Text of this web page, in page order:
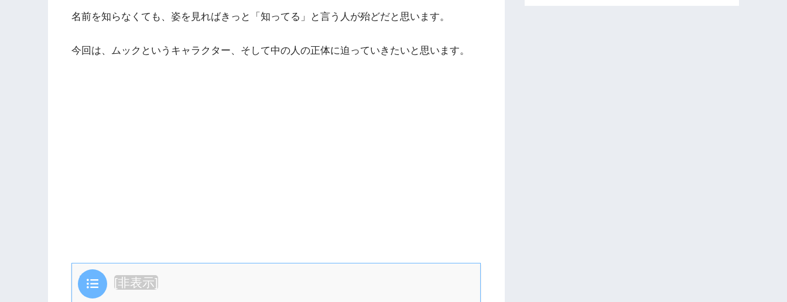
名前を知らなくても、姿を見ればきっと「知ってる」と言う人が殆どだと思います。
今回は、ムックというキャラクター、そして中の人の正体に迫っていきたいと思います。
目次 [非表示]